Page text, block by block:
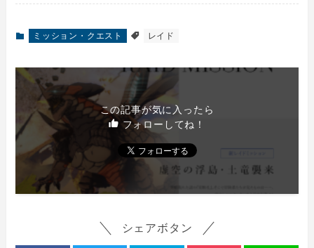
ミッション・クエスト レイド
この記事が気に入ったら
フォローしてね！
シェアボタン